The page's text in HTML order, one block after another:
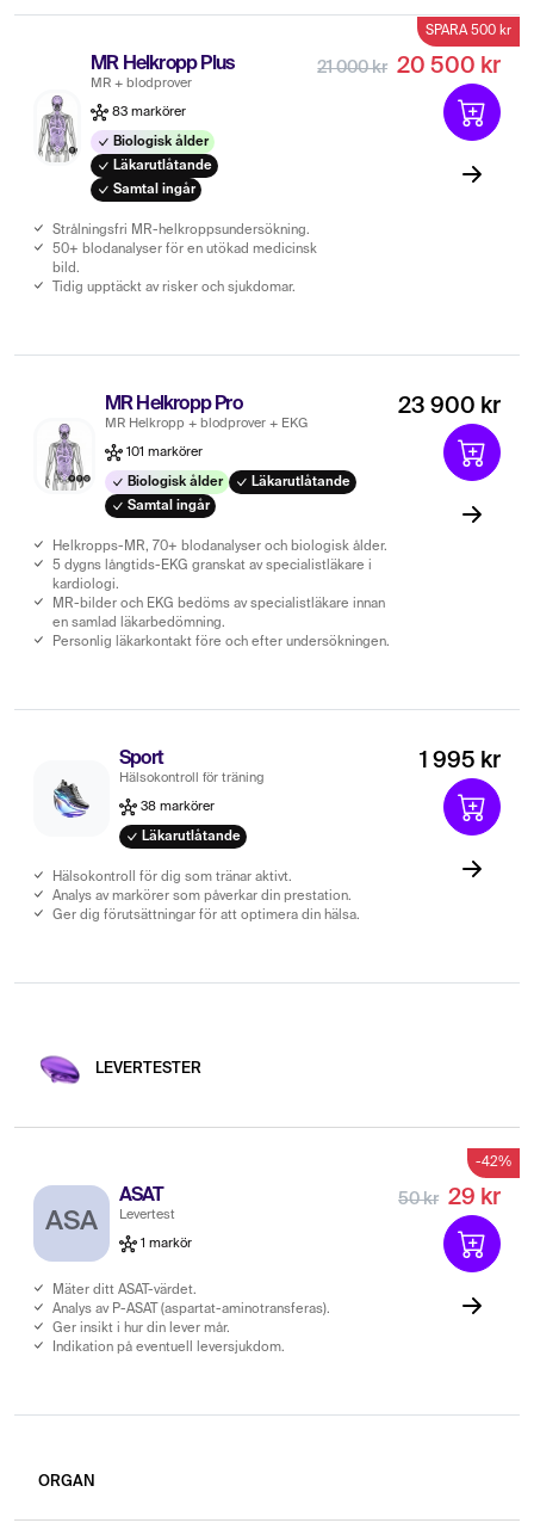
SPARA 500 kr
MR Helkropp Plus
MR + blodprover
83 markörer
Biologisk ålder
Läkarutlåtande
Samtal ingår
Strålningsfri MR-helkroppsundersökning.
50+ blodanalyser för en utökad medicinsk
bild.
Tidig upptäckt av risker och sjukdomar.
21 000 kr 20 500 kr
MR Helkropp Pro
MR Helkropp + blodprover + EKG
101 markörer
Biologisk ålder
Läkarutlåtande
Samtal ingår
Helkropps-MR, 70+ blodanalyser och biologisk ålder.
5 dygns långtids-EKG granskat av specialistläkare i
kardiologi.
MR-bilder och EKG bedöms av specialistläkare innan
en samlad läkarbedömning.
Personlig läkarkontakt före och efter undersökningen.
23 900 kr
Sport
Hälsokontroll för träning
38 markörer
Läkarutlåtande
Hälsokontroll för dig som tränar aktivt.
Analys av markörer som påverkar din prestation.
Ger dig förutsättningar för att optimera din hälsa.
1 995 kr
LEVERTESTER
-42%
ASA
ASAT
Levertest
1 markör
Mäter ditt ASAT-värdet.
Analys av P-ASAT (aspartat-aminotransferas).
Ger insikt i hur din lever mår.
Indikation på eventuell leversjukdom.
50 kr 29 kr
ORGAN